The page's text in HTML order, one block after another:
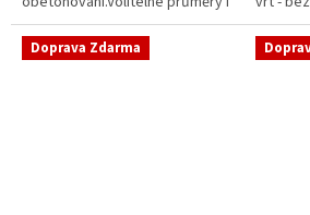
pozice prostupů na pažení vrtu,
hadice i elektřinu -
požadované...
pažení
Doprava Zdarma